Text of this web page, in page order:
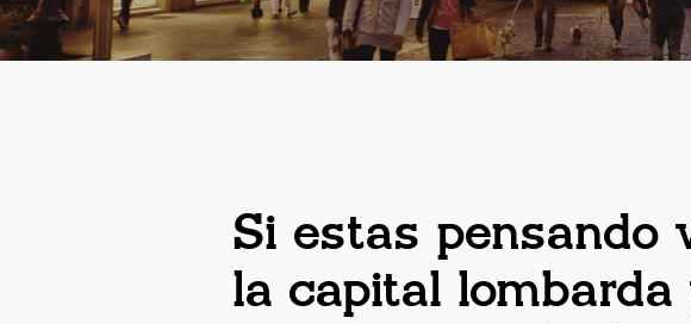
Si estas pensando
la capital